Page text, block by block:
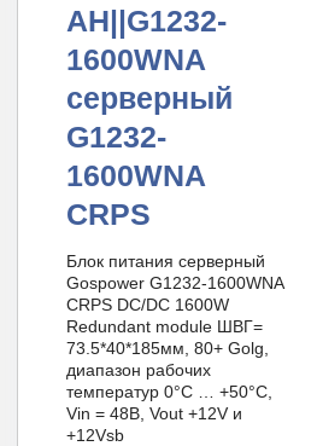
AH||G1232-
1600WNA
серверный
G1232-
1600WNA
CRPS
Блок питания серверный
Gospower G1232-1600WNA
CRPS DC/DC 1600W
Redundant module ШВГ=
73.5*40*185мм, 80+ Golg,
диапазон рабочих
температур 0°C … +50°C,
Vin = 48В, Vout +12V и
+12Vsb